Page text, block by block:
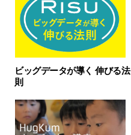
ビッグデータが導く 伸びる法
則